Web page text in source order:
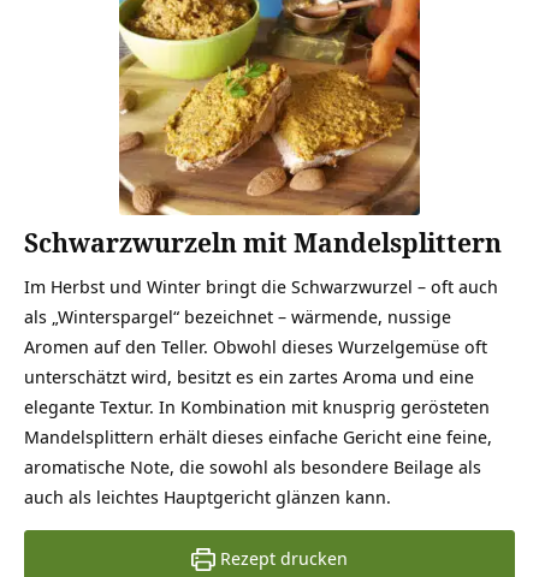
Schwarzwurzeln mit Mandelsplittern
Im Herbst und Winter bringt die Schwarzwurzel – oft auch
als „Winterspargel“ bezeichnet – wärmende, nussige
Aromen auf den Teller. Obwohl dieses Wurzelgemüse oft
unterschätzt wird, besitzt es ein zartes Aroma und eine
elegante Textur. In Kombination mit knusprig gerösteten
Mandelsplittern erhält dieses einfache Gericht eine feine,
aromatische Note, die sowohl als besondere Beilage als
auch als leichtes Hauptgericht glänzen kann.
Rezept drucken